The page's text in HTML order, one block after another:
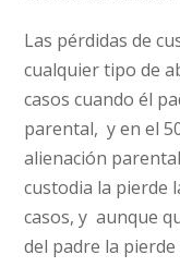
Las pérdidas de
cualquier tipo de
casos cuando él
parental, y en el
alienación
custodia la pierde
casos, y aunque
del padre la pierde